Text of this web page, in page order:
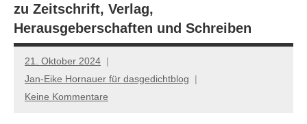
Kritik
zu Zeitschrift, Verlag,
Herausgeberschaften und Schreiben
21. Oktober 2024
Jan-Eike Hornauer für dasgedichtblog
Keine Kommentare